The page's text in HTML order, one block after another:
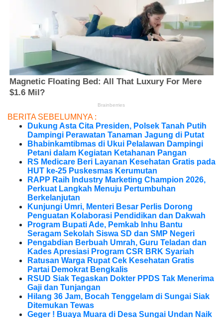
BERITA SEBELUMNYA :
Dukung Asta Cita Presiden, Polsek Tanah Putih
Dampingi Perawatan Tanaman Jagung di Putat
Bhabinkamtibmas di Ukui Pelalawan Dampingi
Petani dalam Kegiatan Ketahanan Pangan
RS Medicare Beri Layanan Kesehatan Gratis pada
HUT ke-25 Puskesmas Kerumutan
RAPP Raih Industry Marketing Champion 2026,
Perkuat Langkah Menuju Pertumbuhan
Berkelanjutan
Kunjungi Umri, Menteri Besar Perlis Dorong
Penguatan Kolaborasi Pendidikan dan Dakwah
Program Bupati Ade, Pemkab Inhu Bantu
Seragam Sekolah Siswa SD dan SMP Negeri
Pengabdian Berbuah Umrah, Guru Teladan dan
Kades Apresiasi Program CSR BRK Syariah
Ratusan Warga Rupat Cek Kesehatan Gratis
Partai Demokrat Bengkalis
RSUD Siak Tegaskan Dokter PPDS Tak Menerima
Gaji dan Tunjangan
Hilang 36 Jam, Bocah Tenggelam di Sungai Siak
Ditemukan Tewas
Geger ! Buaya Muara di Desa Sungai Undan Naik